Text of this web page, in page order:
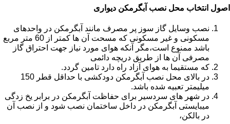
اصول انتخاب محل نصب آبگرمکن دیواری
نصب وسایل گاز سوز پر مصرف مانند آبگرمکن در واحدهای
مسکونی و غیر مسکونی که مسحت آن ها کمتر از 60 متر مربع
باشد ممنوع است،مگر آنکه هوای مورد نیاز جهت احتراق گاز
مصرفی آن ها از طریق دریچه دائمی
که مستقیما به هوای آزاد راه دارد تامین گردد.
در بالای محل نصب آبگرمکن دودکشی با حداقل قطر 150
میلیمتر تعبیه شده باشد.
در شهر های سردسیر برای حفاظت آبگرمکن در برابر یخ زدگی
میبایستی آبگرمکن در داخل ساختمان نصب شود و از نصب آن
در بالکن،